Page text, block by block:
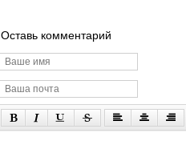
Оставь комментарий